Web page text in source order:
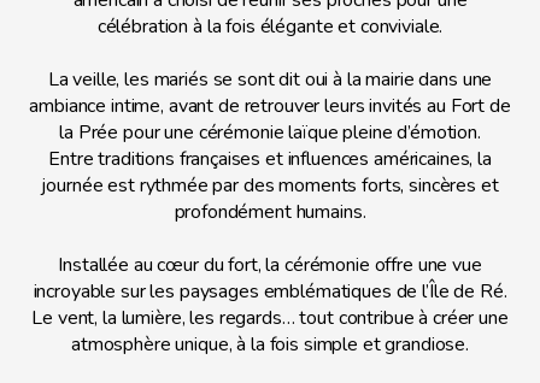
célébration à la fois élégante et conviviale.
La veille, les mariés se sont dit oui à la mairie dans une
ambiance intime, avant de retrouver leurs invités au Fort de
la Prée pour une cérémonie laïque pleine d’émotion.
Entre traditions françaises et influences américaines, la
journée est rythmée par des moments forts, sincères et
profondément humains.
Installée au cœur du fort, la cérémonie offre une vue
incroyable sur les paysages emblématiques de l’Île de Ré.
Le vent, la lumière, les regards… tout contribue à créer une
atmosphère unique, à la fois simple et grandiose.